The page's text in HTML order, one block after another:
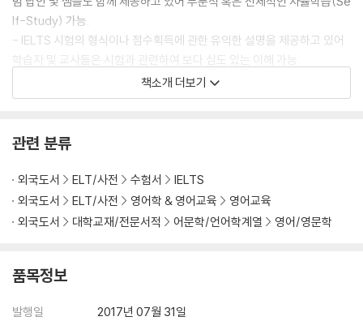
lf-Study) 가능.
- IELTS 시험의 형식이나 점수획득에 관한 유익한 설명을 제공하고 있어
학습자 및 교사들은 시험과 관련하여 보다 심도 있는 이해 가능.
- 2017년 최신판이어서 IELTS의 최신 출제 경향에 대한 이해 및 대비 가
능
디오파일의 듣기 및 다운로드가 가능합니다.
책소개 더보기
관련 분류
외국도서 ELT/사전 수험서
IELTS
외국도서
ELT/사전 영어학 & 영어교육
영어교육
외국도서
대학교재/전문서적 어문학/언어학계열 영어/영문학
품목정보
발행일
2017년 07월 31일